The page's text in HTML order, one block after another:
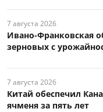
7 августа 2026
Ивано-Франковская
зерновых с
7 августа 2026
Китай обеспечил
ячменя за пять лет